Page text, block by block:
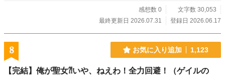
感想数 0
文字数 30,053
最終更新日 2026.07.31
登録日 2026.06.17
8 お気に入り追加 1,123
【完結】俺が聖女⁈いや、ねえわ！全力回避！（ゲイルの